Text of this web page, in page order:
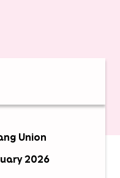
Union
2026